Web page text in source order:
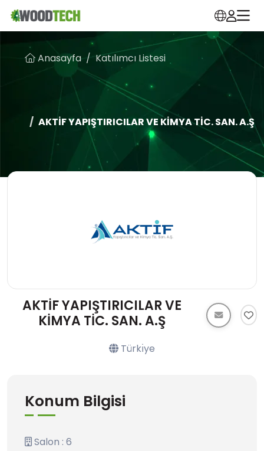
Anasayfa Katılımcı Listesi
AKTİF YAPIŞTIRICILAR VE KİMYA TİC. SAN. A.Ş
AKTİF YAPIŞTIRICILAR VE
KİMYA TİC. SAN. A.Ş
Türkı̇ye
Konum Bilgisi
Salon : 6